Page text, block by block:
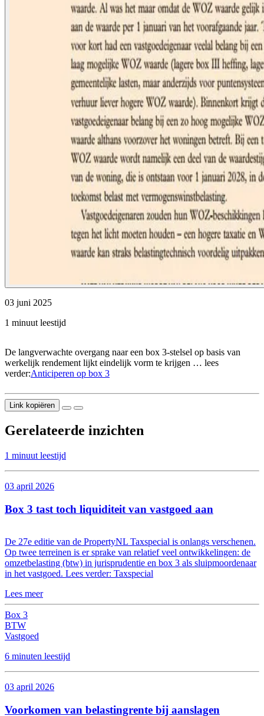
03 juni 2025
1 minuut leestijd
De langverwachte overgang naar een box 3-stelsel op basis van
werkelijk rendement lijkt eindelijk vorm te krijgen … lees
verder:Anticiperen op box 3
Link kopiëren
Gerelateerde inzichten
1 minuut leestijd
03 april 2026
Box 3 tast toch liquiditeit van vastgoed aan
De 27e editie van de PropertyNL Taxspecial is onlangs verschenen.
Op twee terreinen is er sprake van relatief veel ontwikkelingen: de
omzetbelasting (btw) in jurisprudentie en box 3 als sluipmoordenaar
in het vastgoed. Lees verder: Taxspecial
Lees meer
Box 3
BTW
Vastgoed
6 minuten leestijd
03 april 2026
Voorkomen van belastingrente bij aanslagen